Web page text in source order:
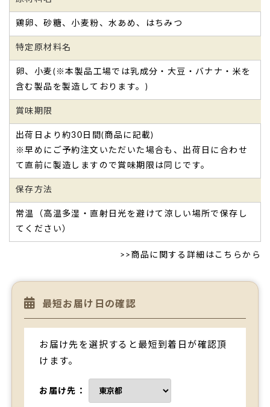
機会があれば又利用させて頂きたいと思います。（チャコ
ルメッセージ入り カステラ(0.6号) 木箱入り
感謝の気持ちも伝えられました。父も大変喜んでく
れたようです。
ージ付きのカステラを送ることが出来て本当によかったで
す。感謝の気持ちも伝えられました。
父も大変喜んでくれたようです。（ひろひろ様）
ご購入頂いた商品：
鶏卵、砂糖、小麦粉、水あめ、はちみつ
特定原材料名
卵、小麦(※本製品工場では乳成分・大豆・バナナ・米を
含む製品を製造しております。)
賞味期限
出荷日より約30日間(商品に記載)
※早めにご予約注文いただいた場合も、出荷日に合わせ
て直前に製造しますので賞味期限は同じです。
保存方法
常温（高温多湿・直射日光を避けて涼しい場所で保存し
てください）
>> 商品に関する詳細はこちらから
最短お届け日の確認
お届け先を選択すると最短到着日が確認頂
けます。
お届け先：